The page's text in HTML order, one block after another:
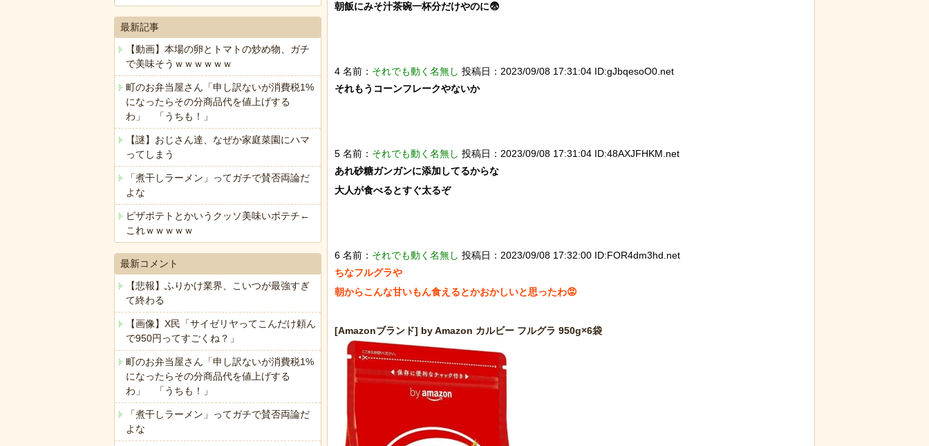
Powered by livedoor 相互RSS
朝飯にみそ汁茶碗一杯分だけやのに😨
4 名前： それでも動く名無し 投稿日：2023/09/08 17:31:04 ID:gJbqesoO0.net
それもうコーンフレークやないか
5 名前： それでも動く名無し 投稿日：2023/09/08 17:31:04 ID:48AXJFHKM.net
あれ砂糖ガンガンに添加してるからな
大人が食べるとすぐ太るぞ
6 名前： それでも動く名無し 投稿日：2023/09/08 17:32:00 ID:FOR4dm3hd.net
ちなフルグラや
朝からこんな甘いもん食えるとかおかしいと思ったわ😡
最新記事
【動画】本場の卵とトマトの炒め物、ガチ
で美味そうｗｗｗｗｗｗ
町のお弁当屋さん「申し訳ないが消費税1%
になったらその分商品代を値上げする
わ」 「うちも！」
【謎】おじさん達、なぜか家庭菜園にハマ
ってしまう
「煮干しラーメン」ってガチで賛否両論だ
よな
ピザポテトとかいうクッソ美味いポテチ←
これｗｗｗｗｗ
最新コメント
【悲報】ふりかけ業界、こいつが最強すぎ
て終わる
【画像】X民「サイゼリヤってこんだけ頼ん
で950円ってすごくね？」
町のお弁当屋さん「申し訳ないが消費税1%
になったらその分商品代を値上げする
わ」 「うちも！」
「煮干しラーメン」ってガチで賛否両論だ
よな